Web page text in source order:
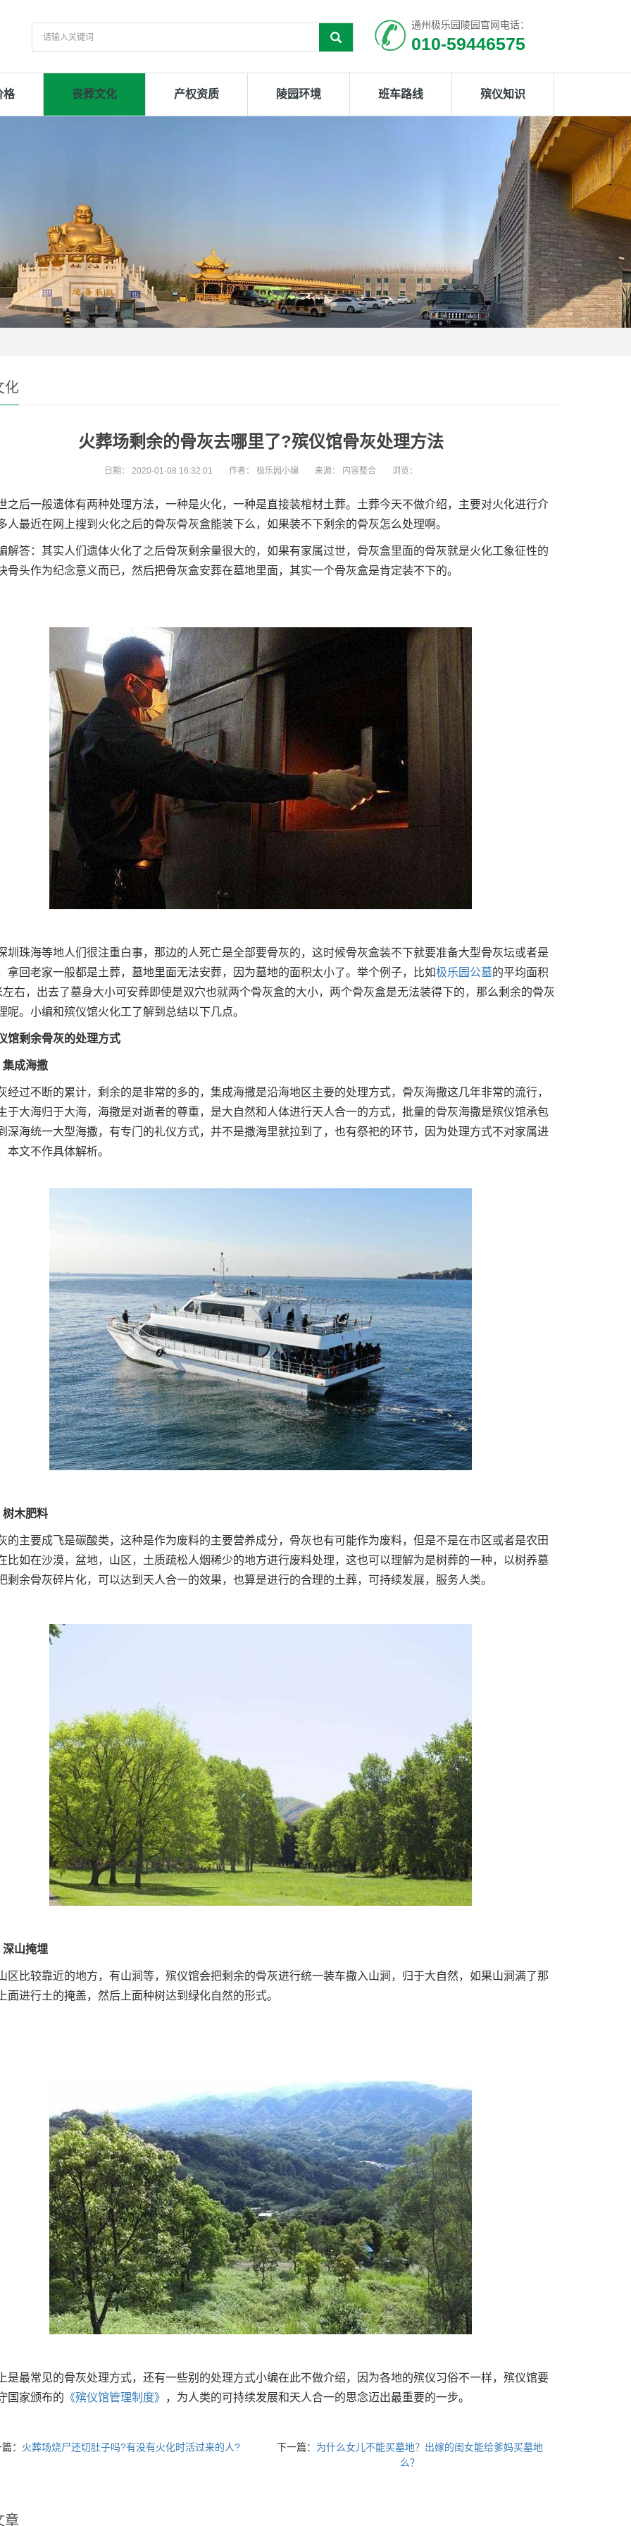
通州极乐园陵园官网电话：
010-59446575
格 丧葬文化 产权资质 陵园环境 班车路线 殡仪知识
化
火葬场剩余的骨灰去哪里了?殡仪馆骨灰处理方法
日期： 2020-01-08 16:32:01 作者： 极乐园小编 来源： 内容整合 浏览：
之后一般遗体有两种处理方法，一种是火化，一种是直接装棺材土葬。土葬今天不做介绍，主要对火化进行介
人最近在网上搜到火化之后的骨灰骨灰盒能装下么，如果装不下剩余的骨灰怎么处理啊。
：其实人们遗体火化了之后骨灰剩余量很大的，如果有家属过世，骨灰盒里面的骨灰就是火化工象征性的
骨头作为纪念意义而已，然后把骨灰盒安葬在墓地里面，其实一个骨灰盒是肯定装不下的。
海等地人们很注重白事，那边的人死亡是全部要骨灰的，这时候骨灰盒装不下就要准备大型骨灰坛或者是
拿回老家一般都是土葬，墓地里面无法安葬，因为墓地的面积太小了。举个例子，比如极乐园公墓的平均面积
右，出去了墓身大小可安葬即使是双穴也就两个骨灰盒的大小，两个骨灰盒是无法装得下的，那么剩余的骨灰
呢。小编和殡仪馆火化工了解到总结以下几点。
余骨灰的处理方式
海撒
不断的累计，剩余的是非常的多的，集成海撒是沿海地区主要的处理方式，骨灰海撒这几年非常的流行，
于大海归于大海，海撒是对逝者的尊重，是大自然和人体进行天人合一的方式，批量的骨灰海撒是殡仪馆承包
深海统一大型海撒，有专门的礼仪方式，并不是撒海里就拉到了，也有祭祀的环节，因为处理方式不对家属进
本文不作具体解析。
肥料
要成飞是碳酸类，这种是作为废料的主要营养成分，骨灰也有可能作为废料，但是不是在市区或者是农田
比如在沙漠，盆地，山区，土质疏松人烟稀少的地方进行废料处理，这也可以理解为是树葬的一种，以树养墓
剩余骨灰碎片化，可以达到天人合一的效果，也算是进行的合理的土葬，可持续发展，服务人类。
掩埋
较靠近的地方，有山涧等，殡仪馆会把剩余的骨灰进行统一装车撒入山涧，归于大自然，如果山涧满了那
面进行土的掩盖，然后上面种树达到绿化自然的形式。
常见的骨灰处理方式，还有一些别的处理方式小编在此不做介绍，因为各地的殡仪习俗不一样，殡仪馆要
国家颁布的 《殡仪馆管理制度》 ，为人类的可持续发展和天人合一的思念迈出最重要的一步。
： 火葬场烧尸还切肚子吗?有没有火化时活过来的人? 下一篇： 为什么女儿不能买墓地？出嫁的闺女能给爹妈买墓地
么？
章